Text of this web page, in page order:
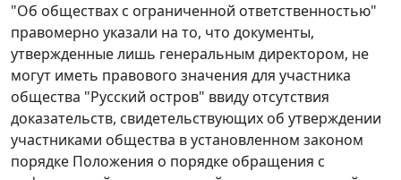
"Об обществах с ограниченной ответственностью"
правомерно указали на то, что документы,
утвержденные лишь генеральным директором, не
могут иметь правового значения для участника
общества "Русский остров" ввиду отсутствия
доказательств, свидетельствующих об утверждении
участниками общества в установленном законом
порядке Положения о порядке обращения с